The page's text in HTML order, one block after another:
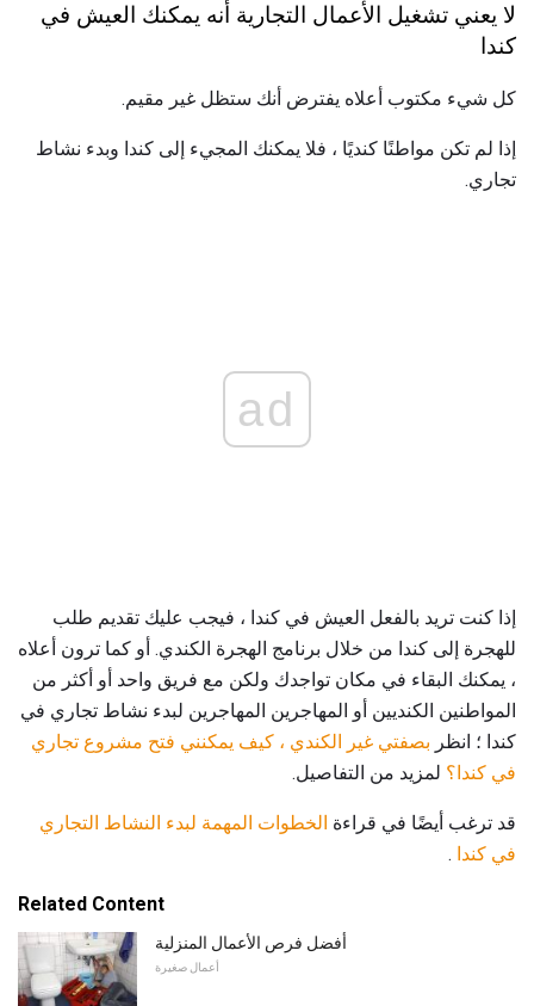
لا يعني تشغيل الأعمال التجارية أنه يمكنك العيش في
كندا
كل شيء مكتوب أعلاه يفترض أنك ستظل غير مقيم.
إذا لم تكن مواطنًا كنديًا ، فلا يمكنك المجيء إلى كندا وبدء نشاط
تجاري.
ad
إذا كنت تريد بالفعل العيش في كندا ، فيجب عليك تقديم طلب
للهجرة إلى كندا من خلال برنامج الهجرة الكندي. أو كما ترون أعلاه
، يمكنك البقاء في مكان تواجدك ولكن مع فريق واحد أو أكثر من
المواطنين الكنديين أو المهاجرين المهاجرين لبدء نشاط تجاري في
كندا ؛ انظر بصفتي غير الكندي ، كيف يمكنني فتح مشروع تجاري
في كندا؟ لمزيد من التفاصيل.
قد ترغب أيضًا في قراءة الخطوات المهمة لبدء النشاط التجاري
في كندا .
Related Content
أفضل فرص الأعمال المنزلية
أعمال صغيرة